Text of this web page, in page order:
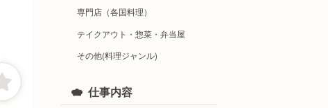
専門店（各国料理）
テイクアウト・惣菜・弁当屋
その他(料理ジャンル)
仕事内容